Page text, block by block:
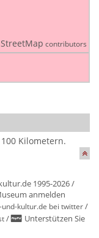
contributors
100 Kilometern.
1995-2026 /
anmelden
und-kultur.de bei twitter/
/
Unterstützen Sie